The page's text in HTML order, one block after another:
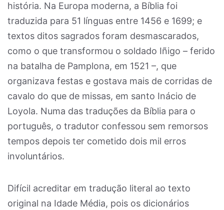
história. Na Europa moderna, a Bíblia foi
traduzida para 51 línguas entre 1456 e 1699; e
textos ditos sagrados foram desmascarados,
como o que transformou o soldado Iñigo – ferido
na batalha de Pamplona, em 1521 –, que
organizava festas e gostava mais de corridas de
cavalo do que de missas, em santo Inácio de
Loyola. Numa das traduções da Bíblia para o
português, o tradutor confessou sem remorsos
tempos depois ter cometido dois mil erros
involuntários.
Difícil acreditar em tradução literal ao texto
original na Idade Média, pois os dicionários